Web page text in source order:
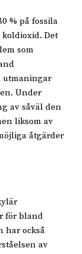
% på fossila
Det
som
utmaningar
Under
av såväl den
liksom av
åtgärder
för bland
har också
av